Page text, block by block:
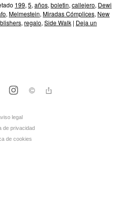
199, 5, años, boletin, callejero, Dewi
, Melmestein, Miradas Cómplices, New
, regalo, Side Walk | Deja un
legal
de privacidad
de cookies